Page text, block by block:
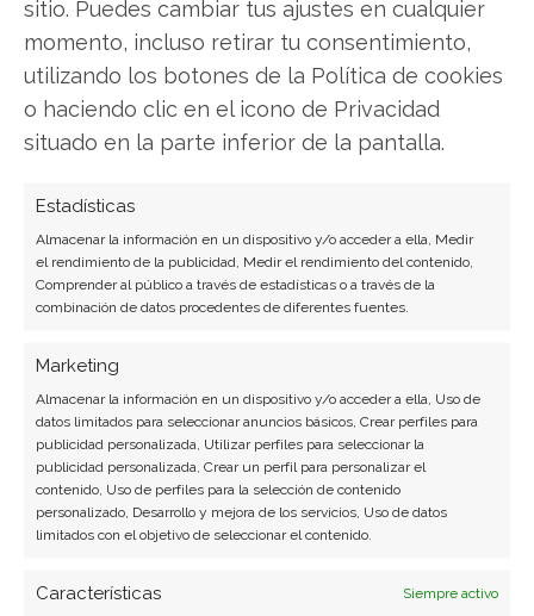
sitio. Puedes cambiar tus ajustes en cualquier
momento, incluso retirar tu consentimiento,
utilizando los botones de la Política de cookies
o haciendo clic en el icono de Privacidad
situado en la parte inferior de la pantalla.
Estadísticas
Almacenar la información en un dispositivo y/o acceder a ella, Medir
el rendimiento de la publicidad, Medir el rendimiento del contenido,
Comprender al público a través de estadísticas o a través de la
combinación de datos procedentes de diferentes fuentes.
Marketing
Almacenar la información en un dispositivo y/o acceder a ella, Uso de
datos limitados para seleccionar anuncios básicos, Crear perfiles para
publicidad personalizada, Utilizar perfiles para seleccionar la
publicidad personalizada, Crear un perfil para personalizar el
contenido, Uso de perfiles para la selección de contenido
personalizado, Desarrollo y mejora de los servicios, Uso de datos
limitados con el objetivo de seleccionar el contenido.
Características
Siempre activo
Javier Martínez González
Ingeniero de software convertido en escritor
tecnológico. Analiza las últimas tendencias en
hardware, software empresarial y computación en
BUSCAR